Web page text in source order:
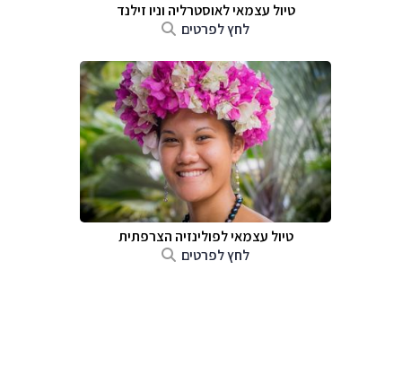
טיול עצמאי לאוסטרליה וניו זילנד
לחץ לפרטים
טיול עצמאי לפולינזיה הצרפתית
לחץ לפרטים